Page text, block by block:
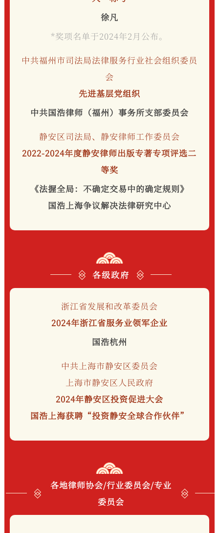
徐凡
*奖项名单于2024年2月公布。
中共福州市司法局法律服务行业社会组织委员
会
先进基层党组织
中共国浩律师（福州）事务所支部委员会
静安区司法局、静安律师工作委员会
2022-2024年度静安律师出版专著专项评选二
等奖
《法握全局：不确定交易中的确定规则》
国浩上海争议解决法律研究中心
各级政府
浙江省发展和改革委员会
2024年浙江省服务业领军企业
国浩杭州
中共上海市静安区委员会
上海市静安区人民政府
2024年静安区投资促进大会
国浩上海获聘“投资静安全球合作伙伴”
各地律师协会/行业委员会/专业
委员会